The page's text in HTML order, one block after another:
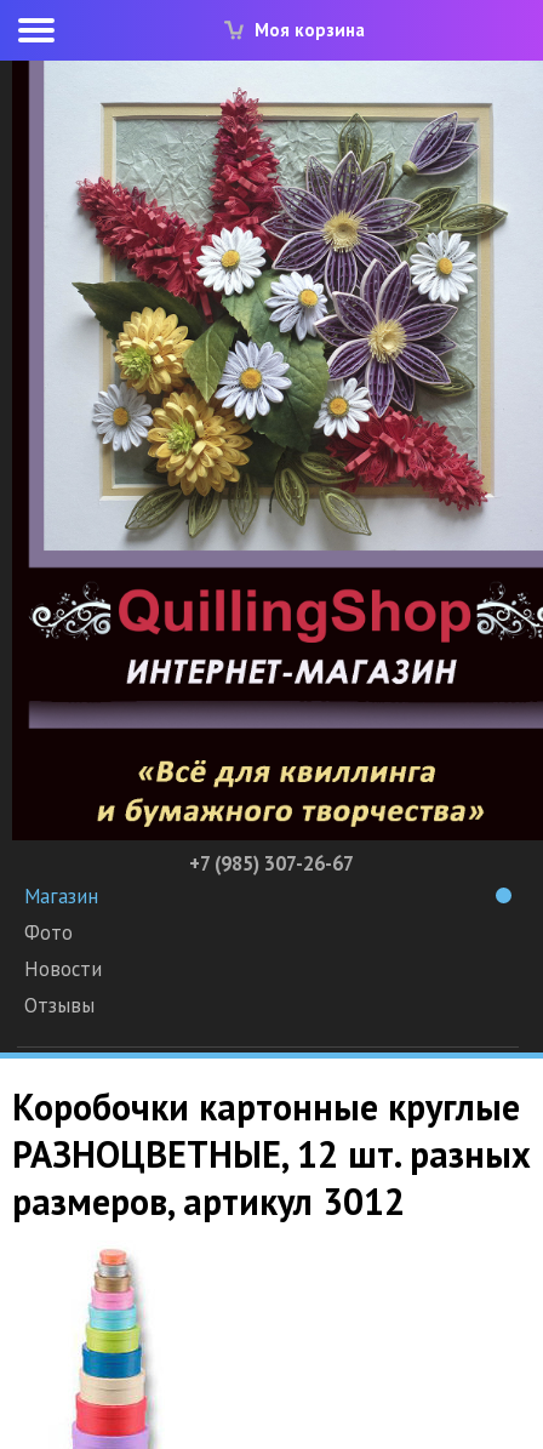
Моя корзина
+7 (985) 307-26-67
Магазин
Фото
Новости
Отзывы
Коробочки картонные круглые
РАЗНОЦВЕТНЫЕ, 12 шт. разных
размеров, артикул 3012